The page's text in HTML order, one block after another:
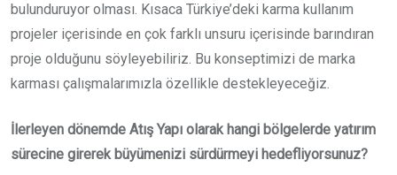
bulunduruyor olması. Kısaca Türkiye’deki karma kullanım
projeler içerisinde en çok farklı unsuru içerisinde barındıran
proje olduğunu söyleyebiliriz. Bu konseptimizi de marka
karması çalışmalarımızla özellikle destekleyeceğiz.
İlerleyen dönemde Atış Yapı olarak hangi bölgelerde yatırım
sürecine girerek büyümenizi sürdürmeyi hedefliyorsunuz?